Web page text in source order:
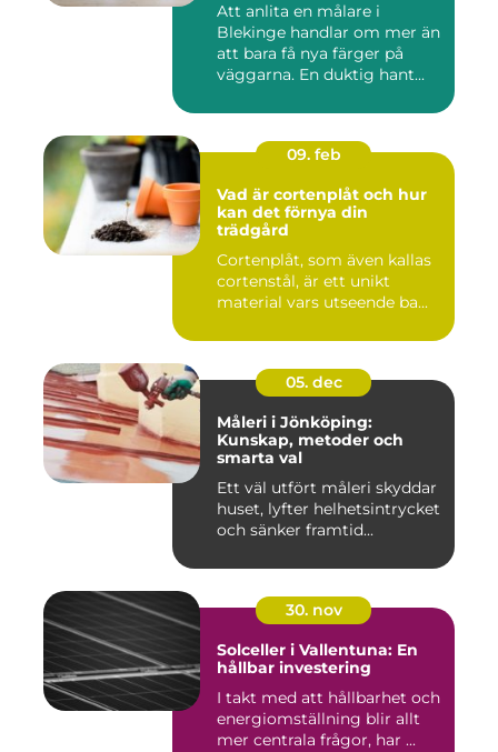
Att anlita en målare i
Blekinge handlar om mer än
att bara få nya färger på
väggarna. En duktig hant...
09. feb
Vad är cortenplåt och hur
kan det förnya din
trädgård
Cortenplåt, som även kallas
cortenstål, är ett unikt
material vars utseende ba...
05. dec
Måleri i Jönköping:
Kunskap, metoder och
smarta val
Ett väl utfört måleri skyddar
huset, lyfter helhetsintrycket
och sänker framtid...
30. nov
Solceller i Vallentuna: En
hållbar investering
I takt med att hållbarhet och
energiomställning blir allt
mer centrala frågor, har ...